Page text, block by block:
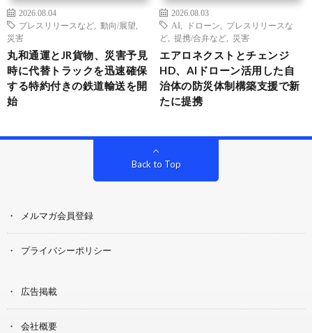
2026.08.04
プレスリリースなど
動向/展望
災害
丸和通運とJR貨物、災害予見
時に代替トラックを迅速確保
する特約付きの鉄道輸送を開
始
2026.08.03
AI
ドローン
プレスリリースな
ど
提携/合弁など 災害
エアロネクストとチェンジ
HD、AIドローン活用した自
治体の防災体制構築支援で新
たに提携
Back to Top
メルマガ会員登録
プライバシーポリシー
広告掲載
会社概要